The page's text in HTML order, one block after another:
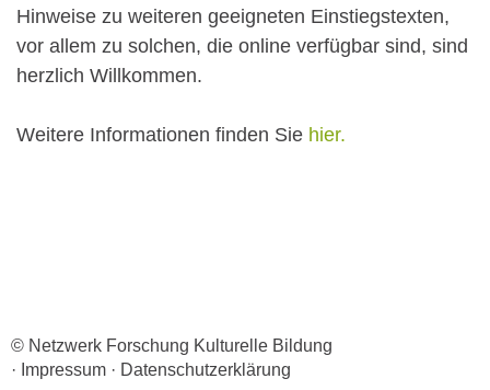
Hinweise zu weiteren geeigneten Einstiegstexten,
vor allem zu solchen, die online verfügbar sind, sind
herzlich Willkommen.
Weitere Informationen finden Sie hier.
© Netzwerk Forschung Kulturelle Bildung
· Impressum · Datenschutzerklärung